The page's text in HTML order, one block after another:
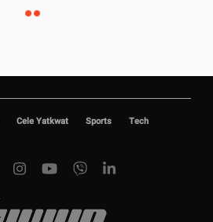
Cele Yatkwat Sports Tech